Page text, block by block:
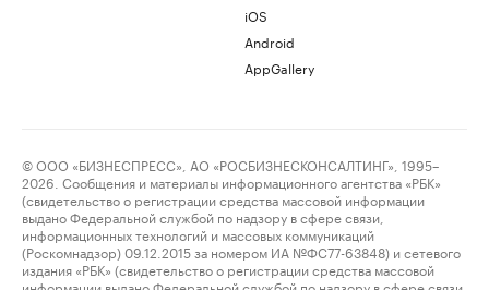
iOS
Android
AppGallery
© ООО «БИЗНЕСПРЕСС», АО «РОСБИЗНЕСКОНСАЛТИНГ», 1995–
2026. Сообщения и материалы информационного агентства «РБК»
(свидетельство о регистрации средства массовой информации
выдано Федеральной службой по надзору в сфере связи,
информационных технологий и массовых коммуникаций
(Роскомнадзор) 09.12.2015 за номером ИА №ФС77-63848) и сетевого
издания «РБК» (свидетельство о регистрации средства массовой